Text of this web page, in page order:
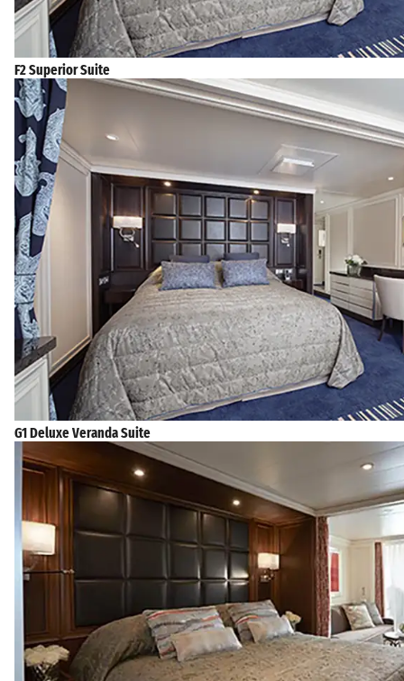
F2 Superior Suite
G1 Deluxe Veranda Suite